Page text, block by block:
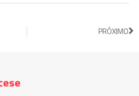
PRÓXIMO